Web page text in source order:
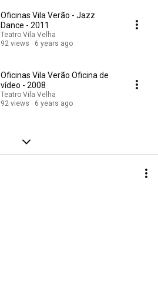
Oficinas Vila Verão - Jazz
Dance - 2011
Teatro Vila Velha
92 views
6 years ago
Oficinas Vila Verão Oficina de
vídeo - 2008
Teatro Vila Velha
92 views
6 years ago